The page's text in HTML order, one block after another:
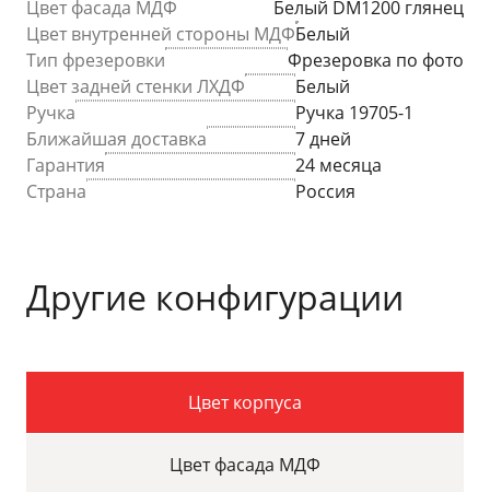
Цвет фасада МДФ
Белый DM1200 глянец
Цвет внутренней стороны МДФБелый
Тип фрезеровки
Фрезеровка по фото
Цвет задней стенки ЛХДФ
Белый
Ручка
Ручка 19705-1
Ближайшая доставка
7 дней
Гарантия
24 месяца
Страна
Россия
Другие конфигурации
Цвет корпуса
Цвет фасада МДФ